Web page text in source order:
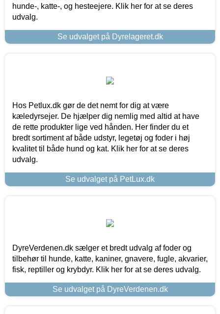
hunde-, katte-, og hesteejere. Klik her for at se deres
udvalg.
Se udvalget på Dyrelageret.dk
Hos Petlux.dk gør de det nemt for dig at være
kæledyrsejer. De hjælper dig nemlig med altid at have
de rette produkter lige ved hånden. Her finder du et
bredt sortiment af både udstyr, legetøj og foder i høj
kvalitet til både hund og kat. Klik her for at se deres
udvalg.
Se udvalget på PetLux.dk
DyreVerdenen.dk sælger et bredt udvalg af foder og
tilbehør til hunde, katte, kaniner, gnavere, fugle, akvarier,
fisk, reptiller og krybdyr. Klik her for at se deres udvalg.
Se udvalget på DyreVerdenen.dk